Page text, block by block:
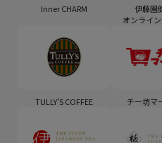
Inner CHARM
伊藤園
オンライ
TULLY'S COFFEE チー坊マ